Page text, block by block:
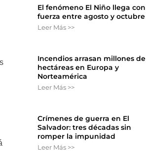
El fenómeno El Niño llega con
fuerza entre agosto y octubre
Leer Más >>
Incendios arrasan millones de
hectáreas en Europa y
Norteamérica
Leer Más >>
Crímenes de guerra en El
Salvador: tres décadas sin
romper la impunidad
Leer Más >>